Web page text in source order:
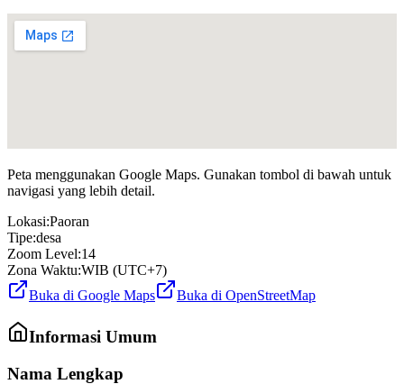
Peta menggunakan Google Maps. Gunakan tombol di bawah untuk
navigasi yang lebih detail.
Lokasi:Paoran
Tipe:desa
Zoom Level:14
Zona Waktu:WIB (UTC+7)
Buka di Google Maps
Buka di OpenStreetMap
Informasi Umum
Nama Lengkap